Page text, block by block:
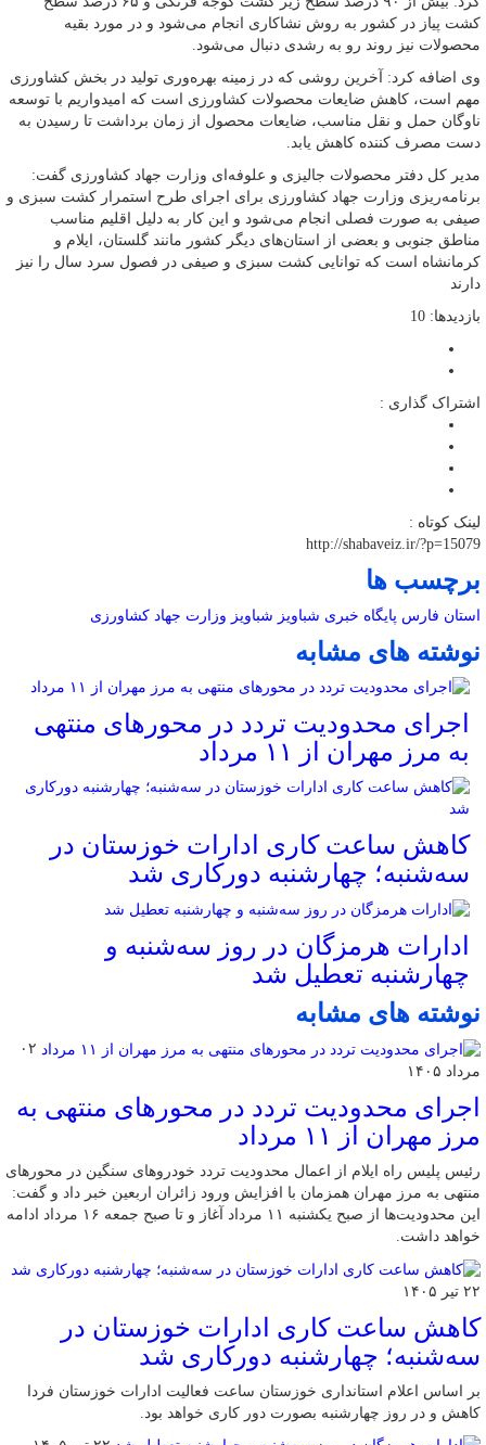
کشت پیاز در کشور به روش نشاکاری انجام می‌شود و در مورد بقیه
محصولات نیز روند رو به رشدی دنبال می‌شود.
وی اضافه کرد: آخرین روشی که در زمینه بهره‌وری تولید در بخش کشاورزی
مهم است، کاهش ضایعات محصولات کشاورزی است که امیدواریم با توسعه
ناوگان حمل و نقل مناسب، ضایعات محصول از زمان برداشت تا رسیدن به
دست مصرف کننده کاهش یابد.
مدیر کل دفتر محصولات جالیزی و علوفه‌ای وزارت جهاد کشاورزی گفت:
برنامه‌ریزی وزارت جهاد کشاورزی برای اجرای طرح استمرار کشت سبزی و
صیفی به صورت فصلی انجام می‌شود و این کار به دلیل اقلیم مناسب
مناطق جنوبی و بعضی از استان‌های دیگر کشور مانند گلستان، ایلام و
کرمانشاه است که توانایی کشت سبزی و صیفی در فصول سرد سال را نیز
دارند
بازدیدها: 10
اشتراک گذاری :
لینک کوتاه :
http://shabaveiz.ir/?p=15079
برچسب ها
استان فارس پایگاه خبری شباویز شباویز وزارت جهاد کشاورزی
نوشته های مشابه
اجرای محدودیت تردد در محورهای منتهی
به مرز مهران از ۱۱ مرداد
کاهش ساعت کاری ادارات خوزستان در
سه‌شنبه؛ چهارشنبه دورکاری شد
ادارات هرمزگان در روز سه‌شنبه و
چهارشنبه تعطیل شد
نوشته های مشابه
۰۲
مرداد ۱۴۰۵
اجرای محدودیت تردد در محورهای منتهی به
مرز مهران از ۱۱ مرداد
رئیس پلیس راه ایلام از اعمال محدودیت تردد خودروهای سنگین در محورهای
منتهی به مرز مهران همزمان با افزایش ورود زائران اربعین خبر داد و گفت:
این محدودیت‌ها از صبح یکشنبه ۱۱ مرداد آغاز و تا صبح جمعه ۱۶ مرداد ادامه
خواهد داشت.
۲۲ تیر ۱۴۰۵
کاهش ساعت کاری ادارات خوزستان در
سه‌شنبه؛ چهارشنبه دورکاری شد
بر اساس اعلام استانداری خوزستان ساعت فعالیت ادارات خوزستان فردا
کاهش و در روز چهارشنبه بصورت دور کاری خواهد بود.